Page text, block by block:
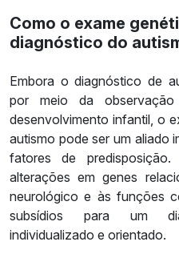
Como o exame
diagnóstico do
Embora o diagnóstico de
por meio da
desenvolvimento infantil, o
autismo pode ser um aliado
fatores de
alterações em genes
neurológico e às funções
subsídios para um
individualizado e orientado.